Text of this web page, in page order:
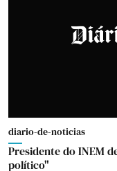
diario-de-noticias
Presidente do INEM
político"